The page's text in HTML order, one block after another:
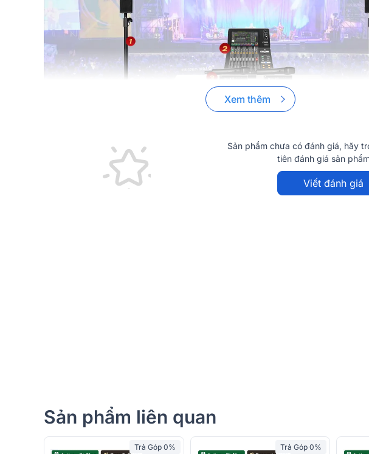
Xem thêm
Sản phẩm chưa có đánh giá, hãy
tiên đánh giá sản
Viết đánh giá
Sản phẩm liên quan
Trả Góp 0% Trả Góp 0%